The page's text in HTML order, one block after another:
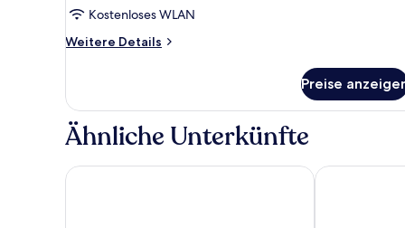
Kostenloses WLAN
Weitere Details
Weitere
Suite,
2 Schlafzimmer
Preise
Ähnliche Unterkünfte
Clarion Paris CDG Airport Golden Tulip